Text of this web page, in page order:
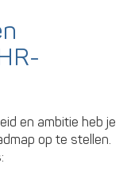
en ambitie heb je
op te stellen.